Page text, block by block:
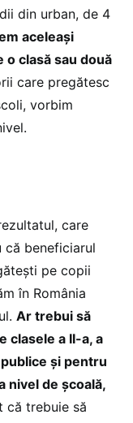
din urban, de 4
aceleași
clasă sau două
care pregătesc
vorbim
care
că beneficiarul
pe copii
în România
Ar trebui să
clasele a II-a, a
și pentru
nivel de școală,
că trebuie să